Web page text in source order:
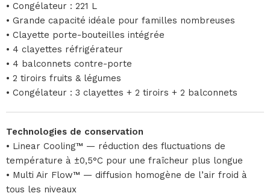
• Congélateur : 221 L
• Grande capacité idéale pour familles nombreuses
• Clayette porte-bouteilles intégrée
• 4 clayettes réfrigérateur
• 4 balconnets contre-porte
• 2 tiroirs fruits & légumes
• Congélateur : 3 clayettes + 2 tiroirs + 2 balconnets
Technologies de conservation
• Linear Cooling™ — réduction des fluctuations de
température à ±0,5°C pour une fraîcheur plus longue
• Multi Air Flow™ — diffusion homogène de l’air froid à
tous les niveaux